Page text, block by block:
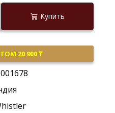
Купить
20 900 ₸